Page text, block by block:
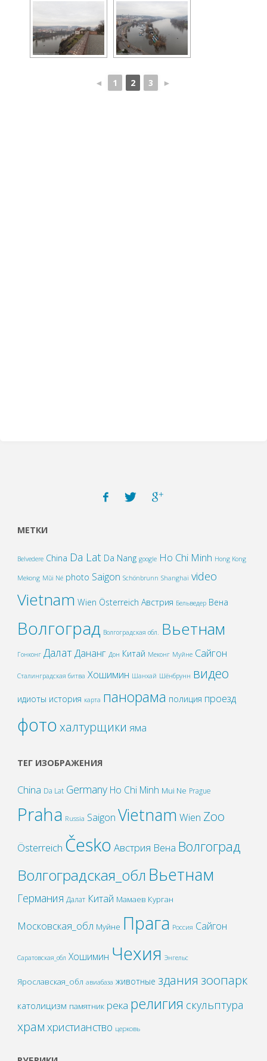
◄ 1 2 3 ►
МЕТКИ
Belvedere China Da Lat Da Nang google Ho Chi Minh Hong Kong
Mekong Mũi Né photo Saigon Schönbrunn Shanghai video
Vietnam Wien Österreich Австрия Бельведер Вена
Волгоград Волгоградская обл. Вьетнам
Гонконг ДалатДананг Дон Китай Меконг Муйне Сайгон
Сталинградская битва Хошимин Шанхай Шёнбрунн видео
идиоты история карта панорама полиция проезд
фотохалтурщики яма
ТЕГ ИЗОБРАЖЕНИЯ
China Da Lat Germany Ho Chi Minh Mui Ne Prague
Praha Russia Saigon Vietnam Wien Zoo
Österreich Česko Австрия Вена Волгоград
Волгоградская_обл Вьетнам
Германия Далат Китай Мамаев Курган
Московская_обл Муйне Прага Россия Сайгон
Саратовская_обл Хошимин Чехия Энгельс
Ярославская_обл авиабаза животные здания зоопарк
католицизм памятник река религия скульптура
храм христианство церковь